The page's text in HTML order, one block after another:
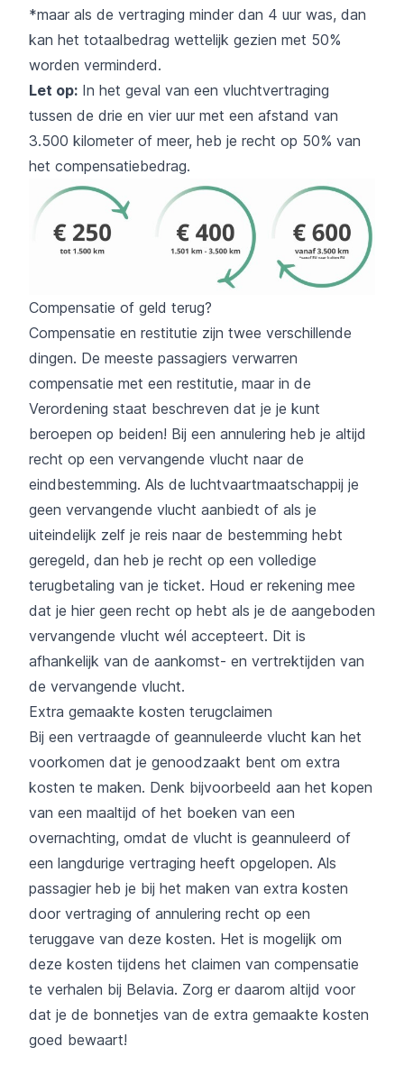
*maar als de vertraging minder dan 4 uur was, dan
kan het totaalbedrag wettelijk gezien met 50%
worden verminderd.
Let op: In het geval van een vluchtvertraging
tussen de drie en vier uur met een afstand van
3.500 kilometer of meer, heb je recht op 50% van
het compensatiebedrag.
Compensatie of geld terug?
Compensatie en restitutie zijn twee verschillende
dingen. De meeste passagiers verwarren
compensatie met een restitutie, maar in de
Verordening staat beschreven dat je je kunt
beroepen op beiden! Bij een annulering heb je altijd
recht op een vervangende vlucht naar de
eindbestemming. Als de luchtvaartmaatschappij je
geen vervangende vlucht aanbiedt of als je
uiteindelijk zelf je reis naar de bestemming hebt
geregeld, dan heb je recht op een volledige
terugbetaling van je ticket. Houd er rekening mee
dat je hier geen recht op hebt als je de aangeboden
vervangende vlucht wél accepteert. Dit is
afhankelijk van de aankomst- en vertrektijden van
de vervangende vlucht.
Extra gemaakte kosten terugclaimen
Bij een vertraagde of geannuleerde vlucht kan het
voorkomen dat je genoodzaakt bent om extra
kosten te maken. Denk bijvoorbeeld aan het kopen
van een maaltijd of het boeken van een
overnachting, omdat de vlucht is geannuleerd of
een langdurige vertraging heeft opgelopen. Als
passagier heb je bij het maken van extra kosten
door vertraging of annulering recht op een
teruggave van deze kosten. Het is mogelijk om
deze kosten tijdens het claimen van compensatie
te verhalen bij Belavia. Zorg er daarom altijd voor
dat je de bonnetjes van de extra gemaakte kosten
goed bewaart!